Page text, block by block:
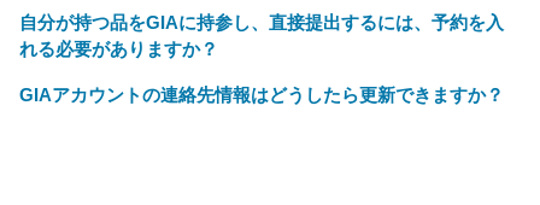
自分が持つ品をGIAに持参し、直接提出するには、予約を入
れる必要がありますか？
GIAアカウントの連絡先情報はどうしたら更新できますか？